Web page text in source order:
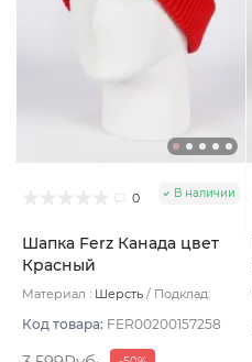
0 В наличии
Шапка Ferz Канада цвет
Красный
Материал : Шерсть
Подклад:
Код товара: FER00200157258